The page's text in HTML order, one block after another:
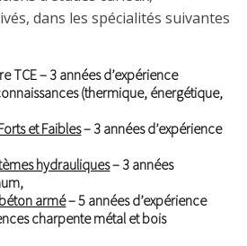
dans les spécialités suivantes
TCE – 3 années d’expérience
(thermique, énergétique,
et Faibles– 3 années d’expérience
hydrauliques– 3 années
armé– 5 années d’expérience
charpente métal et bois